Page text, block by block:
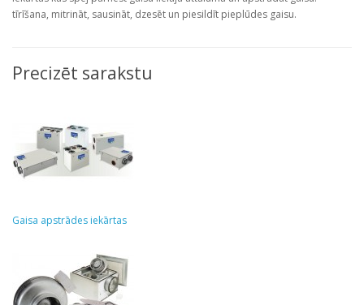
tīrīšana, mitrināt, sausināt, dzesēt un piesildīt pieplūdes gaisu.
Precizēt sarakstu
Gaisa apstrādes iekārtas